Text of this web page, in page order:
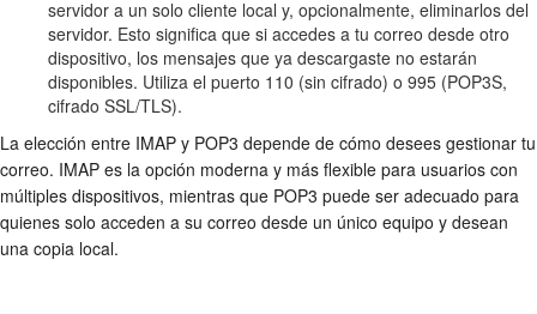
servidor a un solo cliente local y, opcionalmente, eliminarlos del
servidor. Esto significa que si accedes a tu correo desde otro
dispositivo, los mensajes que ya descargaste no estarán
disponibles. Utiliza el puerto 110 (sin cifrado) o 995 (POP3S,
cifrado SSL/TLS).
La elección entre IMAP y POP3 depende de cómo desees gestionar tu
correo. IMAP es la opción moderna y más flexible para usuarios con
múltiples dispositivos, mientras que POP3 puede ser adecuado para
quienes solo acceden a su correo desde un único equipo y desean
una copia local.